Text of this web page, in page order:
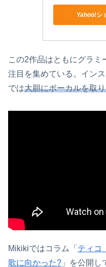
Yahoo!シ
この2作品はともにグラミ
注目を集めている。イン
では大胆にボーカルを取
Mikikiではコラム「 ティコ
歌に向かった? 」を公開